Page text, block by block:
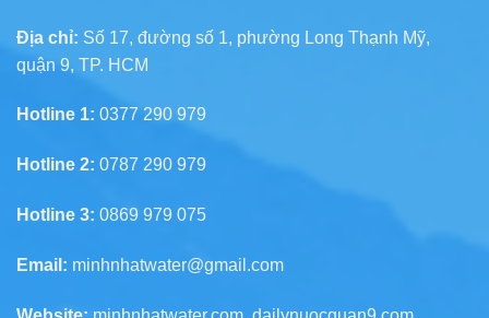
Địa chỉ: Số 17, đường số 1, phường Long Thạnh Mỹ,
quận 9, TP. HCM
Hotline 1: 0377 290 979
Hotline 2: 0787 290 979
Hotline 3: 0869 979 075
Email: minhnhatwater@gmail.com